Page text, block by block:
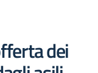
dei